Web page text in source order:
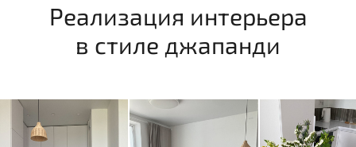
Реализация интерьера
в стиле джапанди